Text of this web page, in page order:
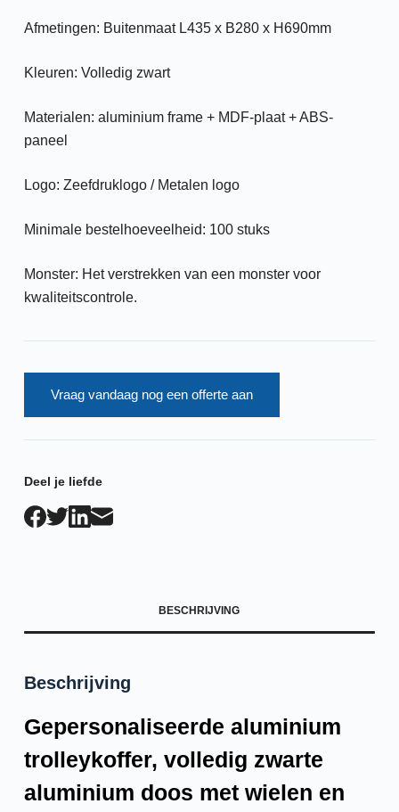
Afmetingen: Buitenmaat L435 x B280 x H690mm
Kleuren: Volledig zwart
Materialen: aluminium frame + MDF-plaat + ABS-
paneel
Logo: Zeefdruklogo / Metalen logo
Minimale bestelhoeveelheid: 100 stuks
Monster: Het verstrekken van een monster voor
kwaliteitscontrole.
Vraag vandaag nog een offerte aan
Deel je liefde
BESCHRIJVING
Beschrijving
Gepersonaliseerde aluminium
trolleykoffer, volledig zwarte
aluminium doos met wielen en